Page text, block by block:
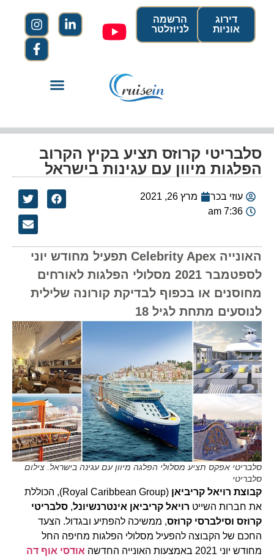
הרשמה
לניוזלטר
דירוג
אוניות
סלבריטי קרוזס תציע בקיץ הקרוב
הפלגות מיוון עם עגינות בישראל
עוזי בכר
מרץ 26, 2021
7:36 am
האונייה Celebrity Apex תפעיל מחודש יוני
לספטמבר 2021 מסלולי הפלגות לאורחים
מחוסנים או בכפוף לבדיקת קורונה שלילית
לנוסעים מתחת לגיל 18
סלבריטי אפקס תציע מסלולי הפלגה מיוון עם עגינה בישראל. צילום
סלבריטי
קבוצת רויאל קריביאן
(Royal Caribbean Group), הכוללת
את חברות השייטרויאל קריביאן אינטרנשיונל,סלבריטי
קרוזס וסילברסי קרוזס, ממשיכה להפתיע ובגדול. הצעד
החכם של הקבוצה להפעיל מסלולי הפלגות מחיפה החל
מחודש יוני 2021 באמצעות האונייה החדשה
אודסי אוף דה